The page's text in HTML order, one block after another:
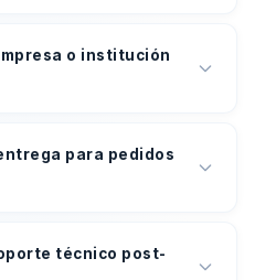
o institución
para pedidos
técnico post-